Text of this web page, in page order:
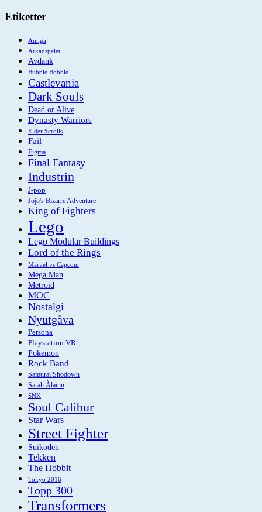
Etiketter
Amiga
Arkadspelet
Avdank
Bubble Bobble
Castlevania
Dark Souls
Dead or Alive
Dynasty Warriors
Elder Scrolls
Fail
Figma
Final Fantasy
Industrin
J-pop
Jojo's Bizarre Adventure
King of Fighters
Lego
Lego Modular Buildings
Lord of the Rings
Marvel vs Capcom
Mega Man
Metroid
MOC
Nostalgi
Nyutgåva
Persona
Playstation VR
Pokemon
Rock Band
Samurai Shodown
Sarah Àlainn
SNK
Soul Calibur
Star Wars
Street Fighter
Suikoden
Tekken
The Hobbit
Tokyo 2016
Topp 300
Transformers